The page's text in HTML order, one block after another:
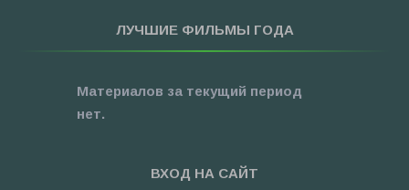
Про Новый Год
»Фильмы для ...
ЛУЧШИЕ ФИЛЬМЫ ГОДА
Материалов за текущий период
нет.
ВХОД НА САЙТ